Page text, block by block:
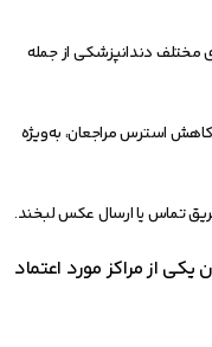
دندانپزشکی از جمله
استرس مراجعان، به‌ویژه
تماس یا ارسال عکس لبخند.
از مراکز مورد اعتماد